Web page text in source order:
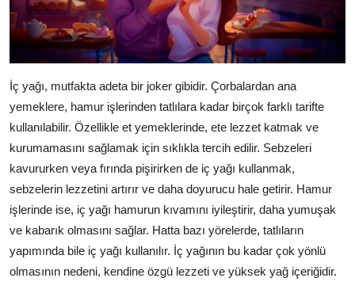
İç yağı, mutfakta adeta bir joker gibidir. Çorbalardan ana
yemeklere, hamur işlerinden tatlılara kadar birçok farklı tarifte
kullanılabilir. Özellikle et yemeklerinde, ete lezzet katmak ve
kurumamasını sağlamak için sıklıkla tercih edilir. Sebzeleri
kavururken veya fırında pişirirken de iç yağı kullanmak,
sebzelerin lezzetini artırır ve daha doyurucu hale getirir. Hamur
işlerinde ise, iç yağı hamurun kıvamını iyileştirir, daha yumuşak
ve kabarık olmasını sağlar. Hatta bazı yörelerde, tatlıların
yapımında bile iç yağı kullanılır. İç yağının bu kadar çok yönlü
olmasının nedeni, kendine özgü lezzeti ve yüksek yağ içeriğidir.